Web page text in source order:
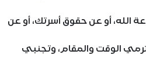
الله، أو عن حقوق أسرتك، أو عن
الوقت والمقام، وتجنبي